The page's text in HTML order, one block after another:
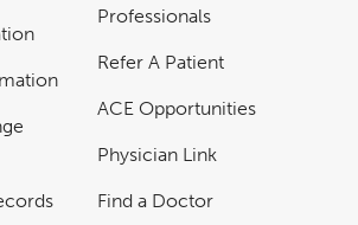
Professionals
Refer A Patient
ACE Opportunities
Physician Link
Find a Doctor